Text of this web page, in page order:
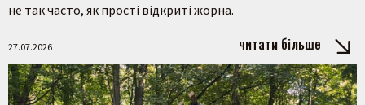
не так часто, як прості відкриті жорна.
27.07.2026 читати більше